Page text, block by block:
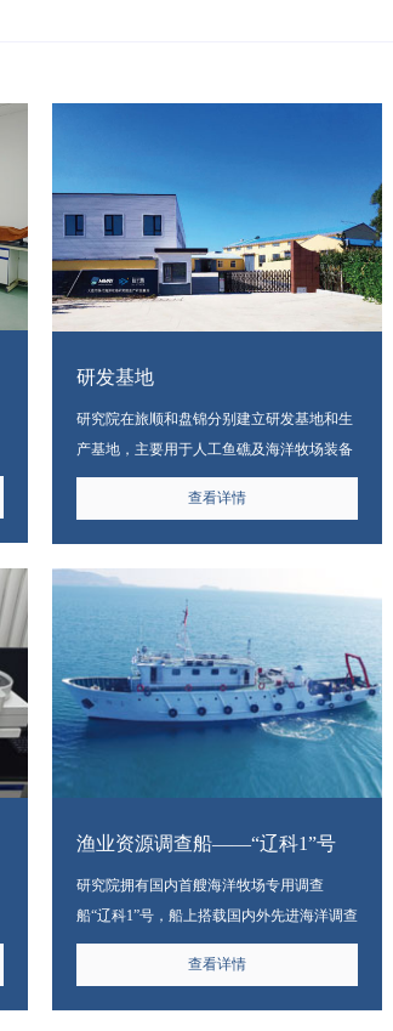
研发基地
研究院在旅顺和盘锦分别建立研发基地和生
产基地， 主要用于人工鱼礁及海洋牧场装备
等产品研发、生产与施工，为海洋牧场建设
查看详情
渔业资源调查船——“辽科1”号
研究院拥有国内首艘海洋牧场专用调查
船“辽科1”号，船上搭载国内外先进海洋调查
仪器设备。科考船自入列以来，已在全国海
域开展多次科学考察活动，总航行里程已达
5万海里，积累大量生态环境、声学及渔业
查看详情